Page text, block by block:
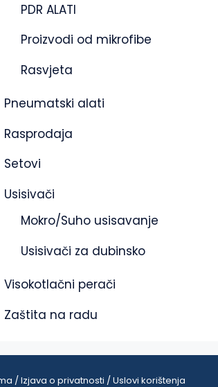
PDR ALATI
Proizvodi od mikrofibe
Rasvjeta
Pneumatski alati
Rasprodaja
Setovi
Usisivači
Mokro/Suho usisavanje
Usisivači za dubinsko
Visokotlačni perači
Zaštita na radu
/ Izjava o privatnosti / Uslovi korištenja